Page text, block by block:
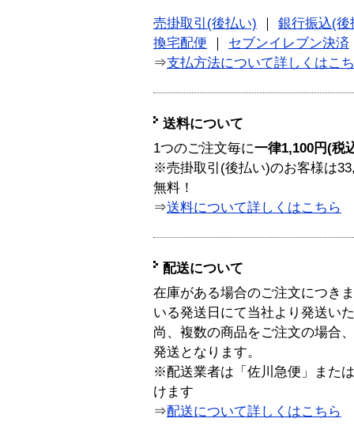
売掛取引(後払い)
銀行振込(後
換宅配便
セブンイレブン決済
⇒支払方法について詳しくはこ
送料について
1つのご注文毎に一律1,100円(税
※売掛取引(後払い)のお客様は
無料！
⇒送料について詳しくはこちら
配送について
在庫がある場合のご注文につき
いる発送日にて当社より発送い
尚、複数の商品をご注文の場合
発送となります。
※配送業者は「佐川急便」また
けます
⇒配送について詳しくはこちら